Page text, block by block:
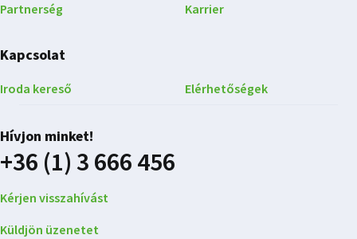
Partnerség Karrier
Kapcsolat
Iroda kereső Elérhetőségek
Hívjon minket!
+36 (1) 3 666 456
Kérjen visszahívást
Küldjön üzenetet